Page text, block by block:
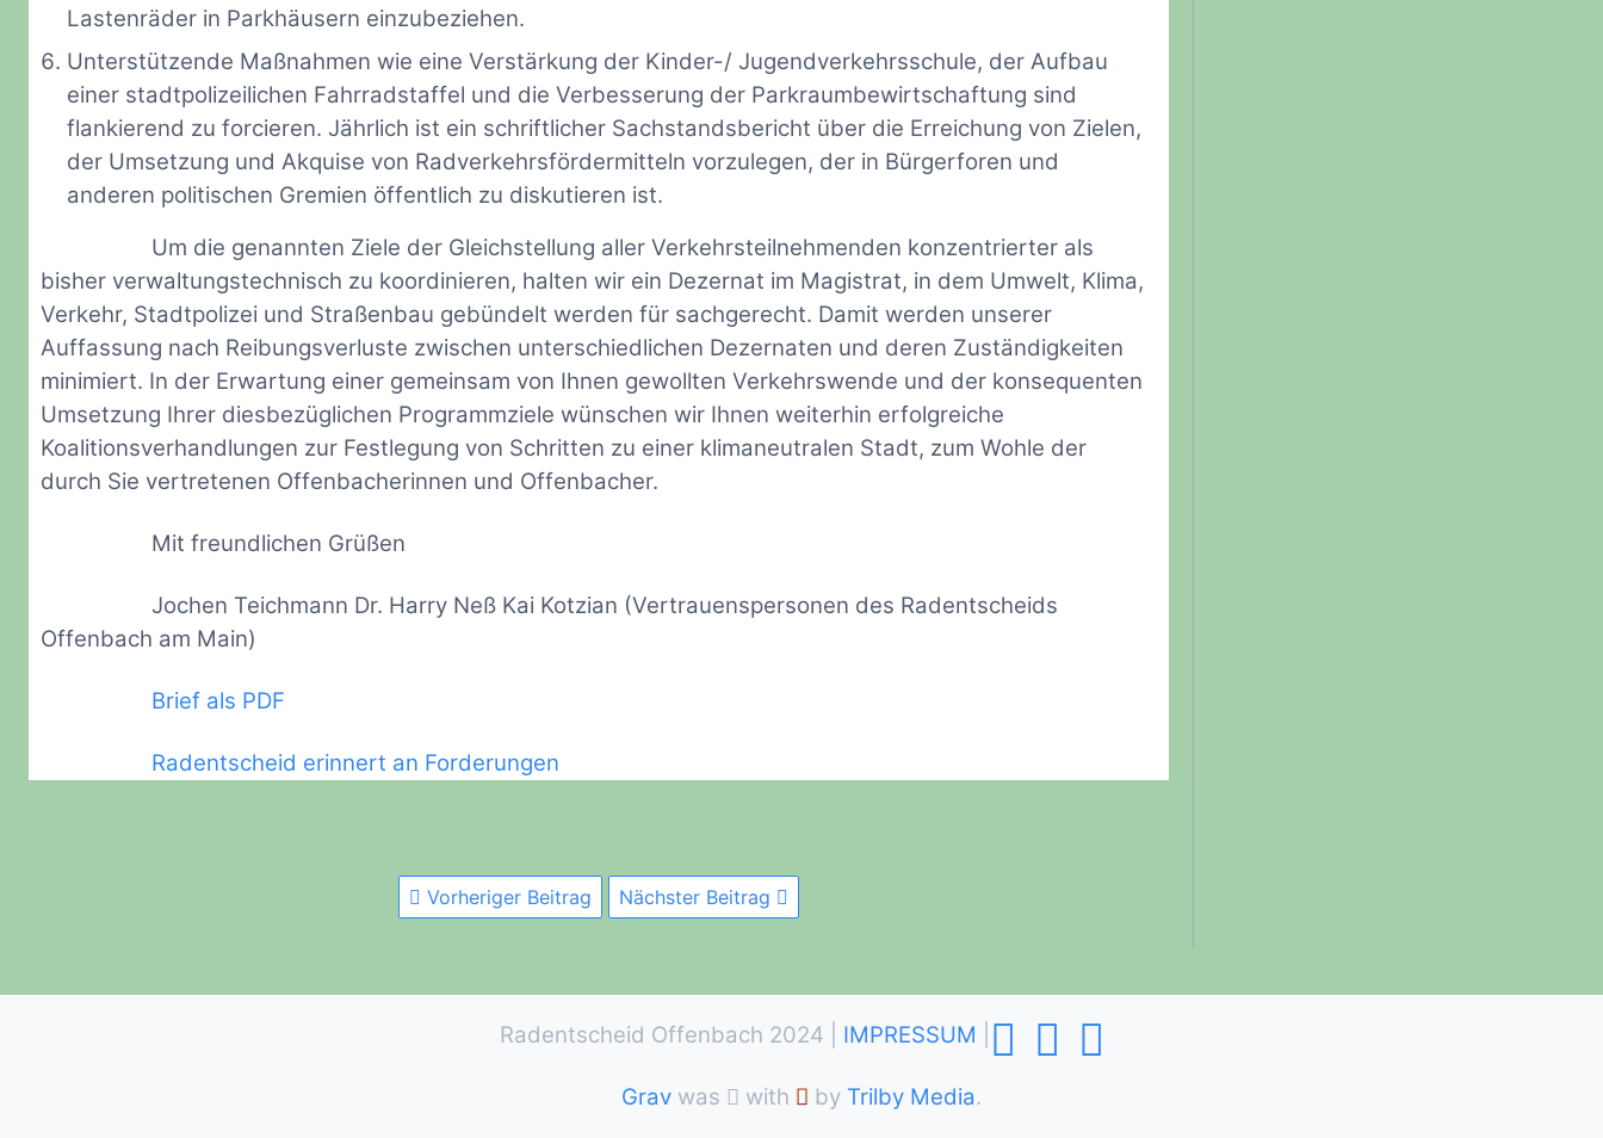
Lastenräder in Parkhäusern einzubeziehen.
Unterstützende Maßnahmen wie eine Verstärkung der Kinder-/ Jugendverkehrsschule, der Aufbau
einer stadtpolizeilichen Fahrradstaffel und die Verbesserung der Parkraumbewirtschaftung sind
flankierend zu forcieren. Jährlich ist ein schriftlicher Sachstandsbericht über die Erreichung von Zielen,
der Umsetzung und Akquise von Radverkehrsfördermitteln vorzulegen, der in Bürgerforen und
anderen politischen Gremien öffentlich zu diskutieren ist.
Um die genannten Ziele der Gleichstellung aller Verkehrsteilnehmenden konzentrierter als
bisher verwaltungstechnisch zu koordinieren, halten wir ein Dezernat im Magistrat, in dem Umwelt, Klima,
Verkehr, Stadtpolizei und Straßenbau gebündelt werden für sachgerecht. Damit werden unserer
Auffassung nach Reibungsverluste zwischen unterschiedlichen Dezernaten und deren Zuständigkeiten
minimiert. In der Erwartung einer gemeinsam von Ihnen gewollten Verkehrswende und der konsequenten
Umsetzung Ihrer diesbezüglichen Programmziele wünschen wir Ihnen weiterhin erfolgreiche
Koalitionsverhandlungen zur Festlegung von Schritten zu einer klimaneutralen Stadt, zum Wohle der
durch Sie vertretenen Offenbacherinnen und Offenbacher.
Mit freundlichen Grüßen
Jochen Teichmann Dr. Harry Neß Kai Kotzian (Vertrauenspersonen des Radentscheids
Offenbach am Main)
Brief als PDF
Radentscheid erinnert an Forderungen
Vorheriger Beitrag Nächster Beitrag
Radentscheid Offenbach 2024 | IMPRESSUM
Grav was with by Trilby Media.